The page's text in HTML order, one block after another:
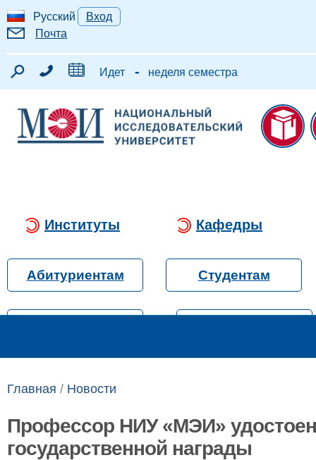
Русский
Вход
Почта
Идет - неделя семестра
Институты Кафедры
Абитуриентам Студентам
Главная / Новости
Профессор НИУ «МЭИ» удостоен
государственной награды